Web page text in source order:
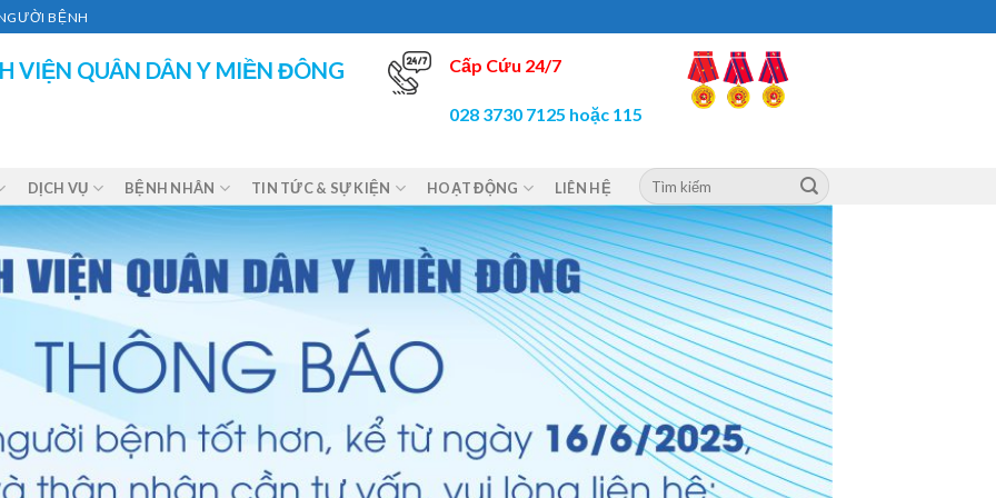
BỆNH
VIỆN QUÂN DÂN Y MIỀN ĐÔNG Cấp Cứu 24/7
028 3730 7125 hoặc 115
DỊCH VỤ BỆNH NHÂN TIN TỨC & SỰ KIỆN HOẠT ĐỘNG LIÊN HỆ